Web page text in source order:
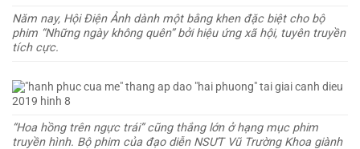
Năm nay, Hội Điện Ảnh dành một bằng khen đặc biệt cho bộ
phim “Những ngày không quên” bởi hiệu ứng xã hội, tuyên truyền
tích cực.
“Hoa hồng trên ngực trái” cũng thắng lớn ở hạng mục phim
truyền hình. Bộ phim của đạo diễn NSƯT Vũ Trường Khoa giành